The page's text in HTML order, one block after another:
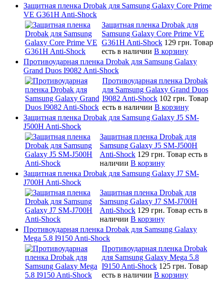
Защитная пленка Drobak для Samsung Galaxy Core Prime
VE G361H Anti-Shock
Защитная пленка Drobak для
Samsung Galaxy Core Prime VE
G361H Anti-Shock 129 грн. Товар
есть в наличии В корзину
Противоударная пленка Drobak для Samsung Galaxy
Grand Duos I9082 Anti-Shock
Противоударная пленка Drobak
для Samsung Galaxy Grand Duos
I9082 Anti-Shock 102 грн. Товар
есть в наличии В корзину
Защитная пленка Drobak для Samsung Galaxy J5 SM-
J500H Anti-Shock
Защитная пленка Drobak для
Samsung Galaxy J5 SM-J500H
Anti-Shock 129 грн. Товар есть в
наличии В корзину
Защитная пленка Drobak для Samsung Galaxy J7 SM-
J700H Anti-Shock
Защитная пленка Drobak для
Samsung Galaxy J7 SM-J700H
Anti-Shock 129 грн. Товар есть в
наличии В корзину
Противоударная пленка Drobak для Samsung Galaxy
Mega 5.8 I9150 Anti-Shock
Противоударная пленка Drobak
для Samsung Galaxy Mega 5.8
I9150 Anti-Shock 125 грн. Товар
есть в наличии В корзину